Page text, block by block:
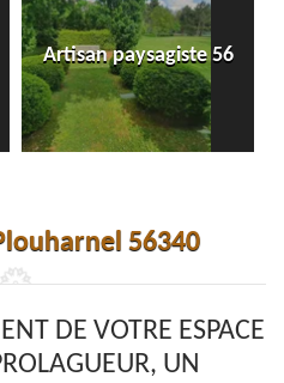
Artisan paysagiste 56
56340
DE VOTRE ESPACE
UN